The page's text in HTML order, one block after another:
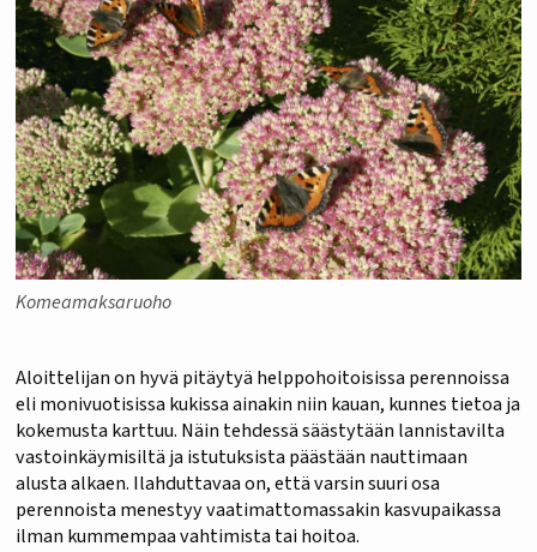
Komeamaksaruoho
Aloittelijan on hyvä pitäytyä helppohoitoisissa perennoissa
eli monivuotisissa kukissa ainakin niin kauan, kunnes tietoa ja
kokemusta karttuu. Näin tehdessä säästytään lannistavilta
vastoinkäymisiltä ja istutuksista päästään nauttimaan
alusta alkaen. Ilahduttavaa on, että varsin suuri osa
perennoista menestyy vaatimattomassakin kasvupaikassa
ilman kummempaa vahtimista tai hoitoa.